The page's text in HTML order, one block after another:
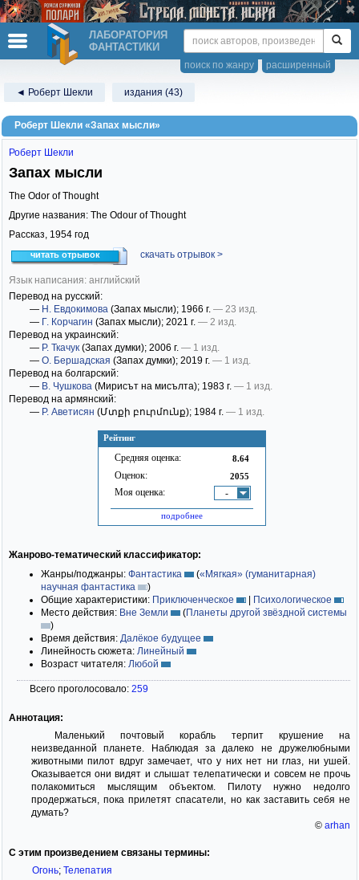
ЛАБОРАТОРИЯ
ФАНТАСТИКИ
расширенный
поиск по жанру
◄ Роберт Шекли издания (43)
Роберт Шекли «Запах мысли»
Рейтинг
Средняя оценка: 8.64
Оценок: 2055
Моя оценка: -
подробнее
Роберт Шекли
Запах мысли
The Odor of Thought
Другие названия: The Odour of Thought
Рассказ, 1954 год
читать отрывок скачать отрывок >
Язык написания: английский
Перевод на русский:
— Н. Евдокимова (Запах мысли); 1966 г. — 23 изд.
— Г. Корчагин (Запах мысли); 2021 г. — 2 изд.
Перевод на украинский:
— Р. Ткачук (Запах думки); 2006 г. — 1 изд.
— О. Бершадская (Запах думки); 2019 г. — 1 изд.
Перевод на болгарский:
— В. Чушкова (Мирисът на мисълта); 1983 г. — 1 изд.
Перевод на армянский:
— Р. Аветисян (Մտքի բուրմունք); 1984 г. — 1 изд.
Жанрово-тематический классификатор:
Жанры/поджанры: Фантастика («Мягкая» (гуманитарная)
научная фантастика
)
Общие характеристики: Приключенческое | Психологическое
Место действия: Вне Земли (Планеты другой звёздной системы
)
Время действия: Далёкое будущее
Линейность сюжета: Линейный
Возраст читателя: Любой
Всего проголосовало: 259
Аннотация:
Маленький почтовый корабль терпит крушение на
неизведанной планете. Наблюдая за далеко не дружелюбными
животными пилот вдруг замечает, что у них нет ни глаз, ни ушей.
Оказывается они видят и слышат телепатически и совсем не прочь
полакомиться мыслящим объектом. Пилоту нужно недолго
продержаться, пока прилетят спасатели, но как заставить себя не
думать?
© arhan
С этим произведением связаны термины:
Огонь; Телепатия